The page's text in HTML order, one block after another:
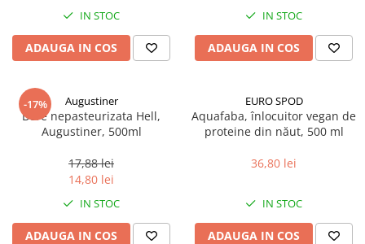
IN STOC
ADAUGA IN COS
IN STOC
ADAUGA IN COS
-17% Augustiner
Bere nepasteurizata Hell,
Augustiner, 500ml
17,88 lei
14,80 lei
IN STOC
ADAUGA IN COS
EURO SPOD
Aquafaba, înlocuitor vegan de
proteine ​​din năut, 500 ml
36,80 lei
IN STOC
ADAUGA IN COS